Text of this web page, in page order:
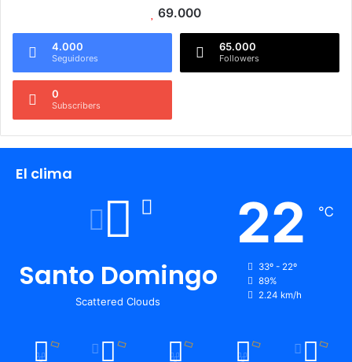
69.000
4.000
Seguidores
65.000
Followers
0
Subscribers
El clima
Santo Domingo
Scattered Clouds
22 ℃
33º - 22º
89%
2.24 km/h